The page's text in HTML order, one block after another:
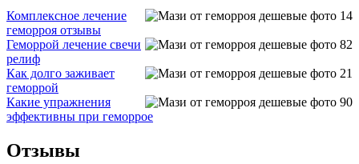
Комплексное лечение
геморроя отзывы
Геморрой лечение свечи
релиф
Как долго заживает
геморрой
Какие упражнения
эффективны при геморрое
Отзывы